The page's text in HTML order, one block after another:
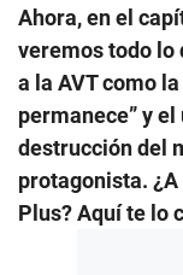
Ahora, en el
veremos todo lo
a la AVT como
permanece” y
destrucción del
protagonista.
Plus? Aquí te lo